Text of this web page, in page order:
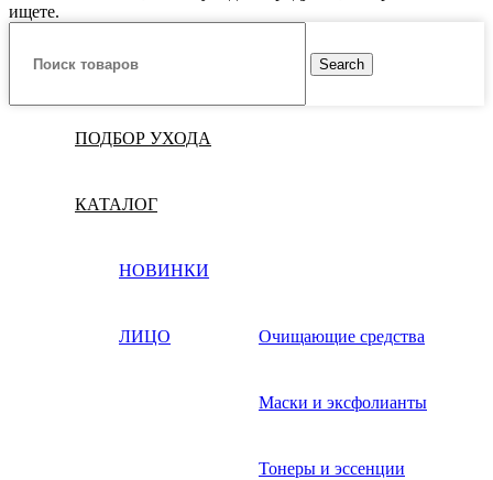
ищете.
Search
ПОДБОР УХОДА
КАТАЛОГ
НОВИНКИ
ЛИЦО Очищающие средства
Маски и эксфолианты
Тонеры и эссенции